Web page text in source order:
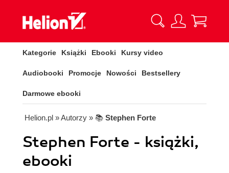
Kategorie Książki Ebooki Kursy video
Audiobooki Promocje Nowości Bestsellery
Darmowe ebooki
Helion.pl » Autorzy » 📚 Stephen Forte
Stephen Forte - książki,
ebooki